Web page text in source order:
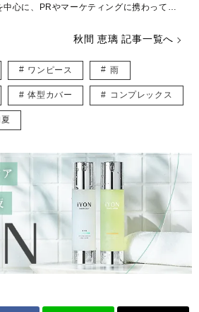
心に、PRやマーケティングに携わってい
や髪型に合う着こなしなど、ファッションに
ていきたいと思います！
https://instagram.com/eriusa0325/
ムのDM、メールアドレスへお願いいたしま
してのご質問にはお答えしかねます。
秋間 恵璃 記事一覧へ
ワンピース 雨
体型カバー コンプレックス